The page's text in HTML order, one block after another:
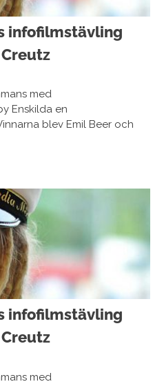
infofilmstävling
med
Enskilda en
blev Emil Beer och
infofilmstävling
med